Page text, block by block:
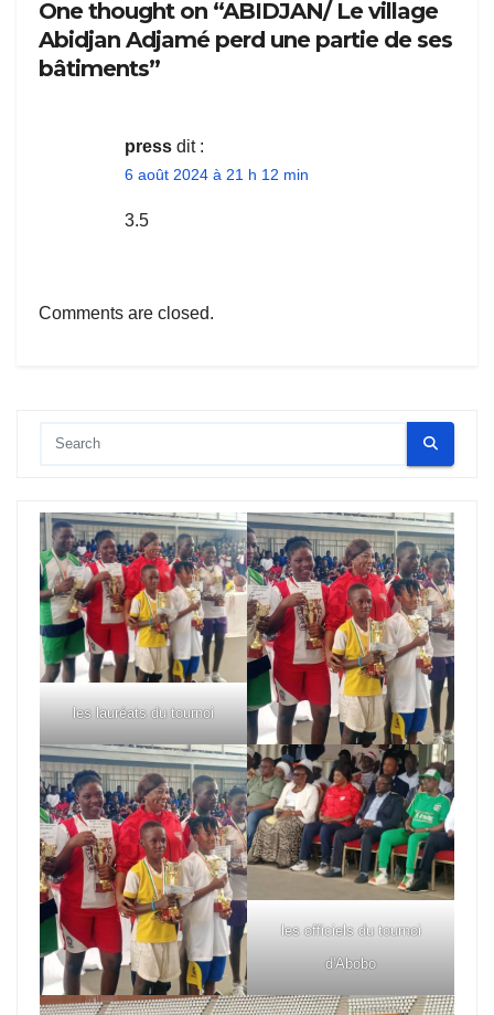
One thought on “ABIDJAN/ Le village
Abidjan Adjamé perd une partie de ses
bâtiments”
press dit :
6 août 2024 à 21 h 12 min
3.5
Comments are closed.
les lauréats du tournoi
les officiels du tournoi
d'Abobo